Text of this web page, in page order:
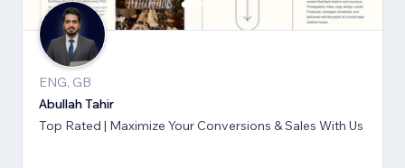
ENG, GB
Abullah Tahir
Top Rated | Maximize Your Conversions & Sales With Us